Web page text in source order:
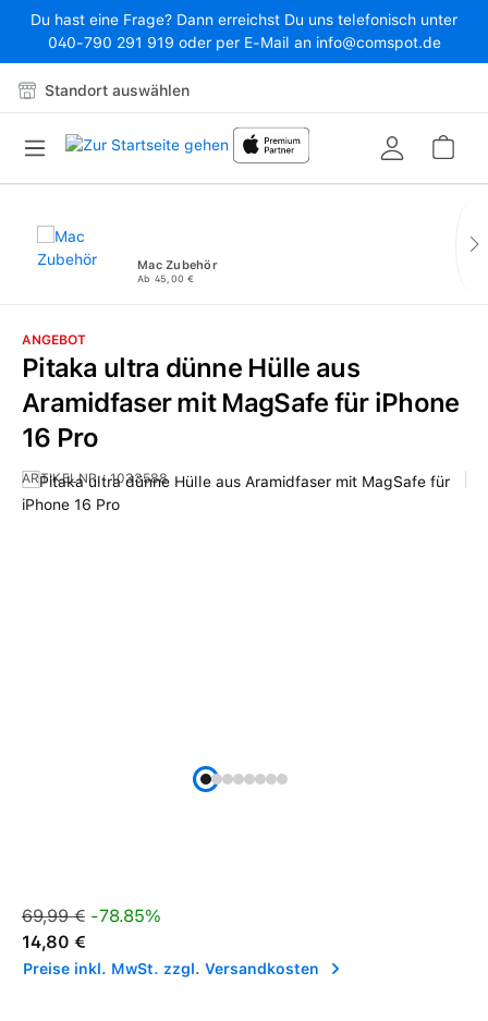
Zum Hauptinhalt springen
Du hast eine Frage? Dann erreichst Du uns telefonisch unter
040-790 291 919 oder per E-Mail an info@comspot.de
Standort auswählen
Mac Zubehör
Ab 45,00 €
Bildergalerie überspringen
ANGEBOT
Pitaka ultra dünne Hülle aus
Aramidfaser mit MagSafe für iPhone
16 Pro
ARTIKELNR.:1033588
Verkaufspreis:
Regulärer Preis:
69,99 € -78.85%
14,80 €
Preise inkl. MwSt. zzgl. Versandkosten